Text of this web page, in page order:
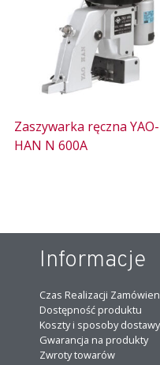
Zaszywarka ręczna YAO-
HAN N 600A
Informacje
Czas Realizacji
Dostępność produktu
Koszty i sposoby dostawy
Gwarancja na produkty
Zwroty towarów